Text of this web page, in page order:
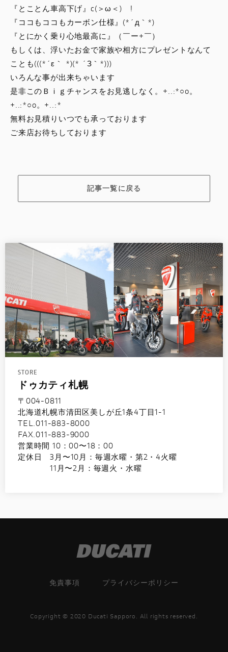
『とことん車高下げ』c(＞ω＜)ゞ!
『ココもココもカーボン仕様』(*´д｀*)
『とにかく乗り心地最高に』（￣ー+￣）
もしくは、浮いたお金で家族や相方にプレゼントなんて
ことも(((*´ε｀ *)(* ´З｀*)))
いろんな事が出来ちゃいます
是非このＢｉｇチャンスをお見逃しなく。+..:*○o。
+..:*○o。+..:*
無料お見積りいつでも承っております
ご来店お待ちしております
記事一覧に戻る
STORE
ドゥカティ札幌
〒004-0811
北海道札幌市清田区美しが丘1条4丁目1-1
TEL.011-883-8000
FAX.011-883-9000
営業時間 10：00〜18：00
定休日 3月〜10月：毎週水曜・第2・4火曜
11月〜2月：毎週火・水曜
免責事項 プライバシーポリシー
Copyright © 2020 Ducati Sapporo. All rights reserved.